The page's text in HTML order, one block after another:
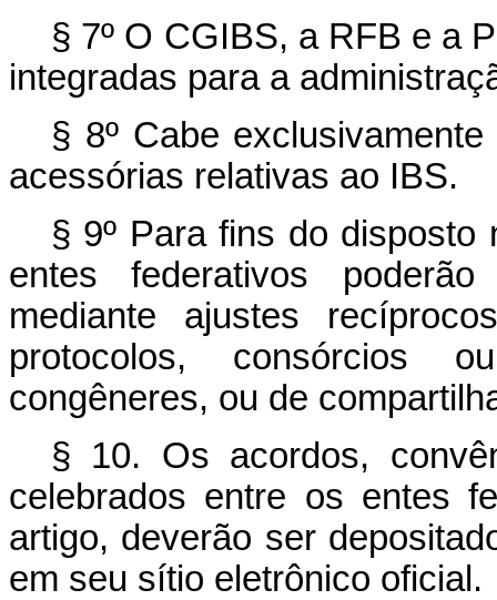
§ 7º O CGIBS, a RFB e a
integradas para a
§ 8º Cabe
acessórias relativas ao IBS.
§ 9º Para fins do
entes federativos
mediante ajustes
protocolos, consórcios
congêneres, ou de
§ 10. Os acordos,
celebrados entre os entes
artigo, deverão ser
em seu sítio eletrônico oficial.